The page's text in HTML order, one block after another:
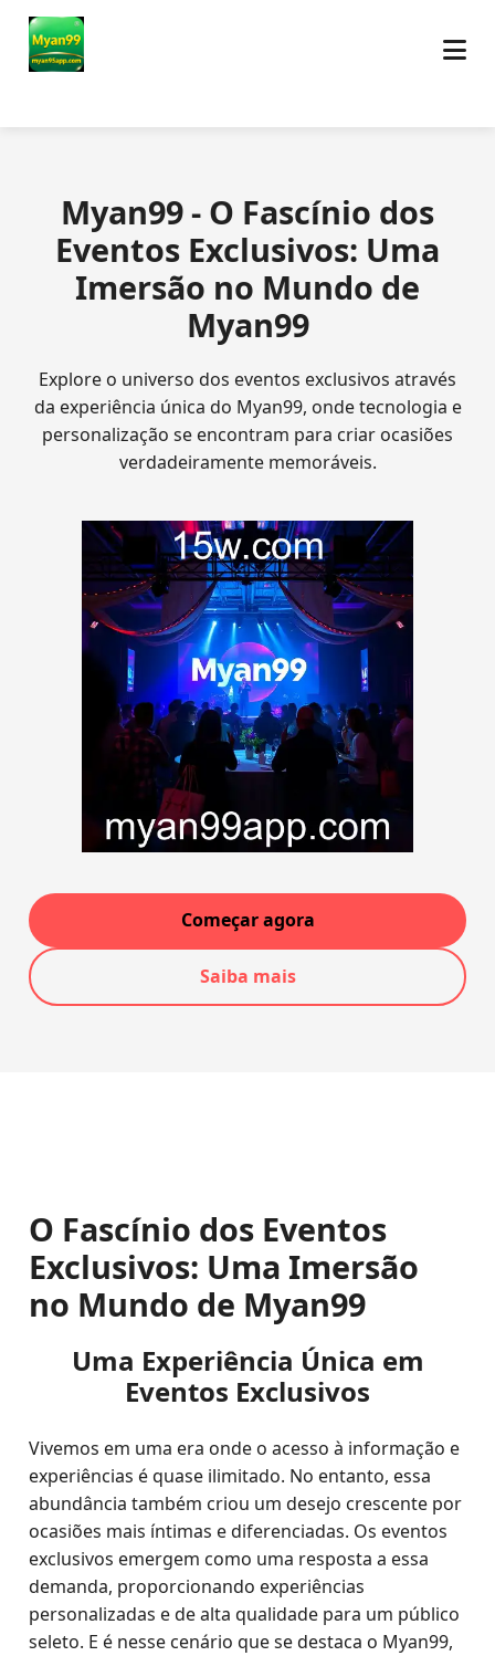
Myan99 - O Fascínio dos
Eventos Exclusivos: Uma
Imersão no Mundo de
Myan99
Explore o universo dos eventos exclusivos através
da experiência única do Myan99, onde tecnologia e
personalização se encontram para criar ocasiões
verdadeiramente memoráveis.
Começar agora
Saiba mais
O Fascínio dos Eventos
Exclusivos: Uma Imersão
no Mundo de Myan99
Uma Experiência Única em
Eventos Exclusivos
Vivemos em uma era onde o acesso à informação e
experiências é quase ilimitado. No entanto, essa
abundância também criou um desejo crescente por
ocasiões mais íntimas e diferenciadas. Os eventos
exclusivos emergem como uma resposta a essa
demanda, proporcionando experiências
personalizadas e de alta qualidade para um público
seleto. E é nesse cenário que se destaca o Myan99,